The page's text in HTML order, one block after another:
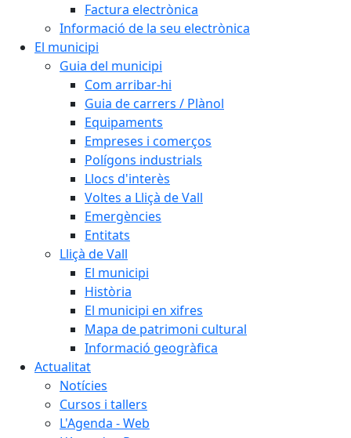
Factura electrònica
Informació de la seu electrònica
El municipi
Guia del municipi
Com arribar-hi
Guia de carrers / Plànol
Equipaments
Empreses i comerços
Polígons industrials
Llocs d'interès
Voltes a Lliçà de Vall
Emergències
Entitats
Lliçà de Vall
El municipi
Història
El municipi en xifres
Mapa de patrimoni cultural
Informació geogràfica
Actualitat
Notícies
Cursos i tallers
L'Agenda - Web